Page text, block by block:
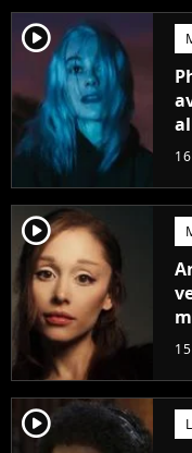
player2
player2
player2